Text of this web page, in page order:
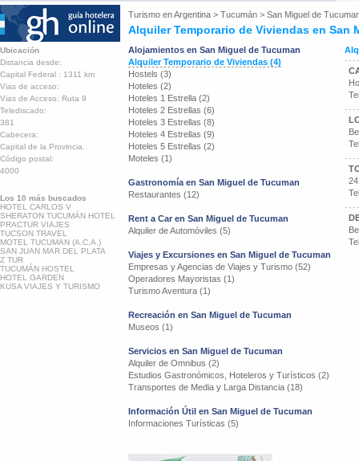
Turismo enArgentina > Tucumán > San Miguel de
Alquiler Temporario de Viviendas en San
Ubicación
Distancia desde:
Capital Federal : 1311 km
Vias de acceso:
Vias de Acceso: Ruta 9
Telediscado:
381
Cabecera:
Capital de la Provincia.
Código postal:
4000
Los 10 más buscados
HOTEL CARLOS V
SHERATON TUCUMÁN HOTEL
PRACTUR VIAJES
TUCSON TRAVEL
MOTEL TUCUMAN (A.C.A.)
SAN JUAN MAR DEL PLATA
Z TUR
TUCUMÁN HOSTEL
HOTEL GARDEN
KUSA VIAJES Y TURISMO
Alojamientos en San Miguel de Tucuman
Alquiler Temporario de Viviendas (4)
Hostels (3)
Hoteles (2)
Hoteles 1 Estrella (2)
Hoteles 2 Estrellas (6)
Hoteles 3 Estrellas (8)
Hoteles 4 Estrellas (9)
Hoteles 5 Estrellas (2)
Moteles (1)
Gastronomía en San Miguel de Tucuman
Restaurantes (12)
Rent a Car en San Miguel de Tucuman
Alquiler de Automóviles (5)
Viajes y Excursiones en San Miguel de Tucuman
Empresas y Agencias de Viajes y Turismo (52)
Operadores Mayoristas (1)
Turismo Aventura (1)
Recreación en San Miguel de Tucuman
Museos (1)
Servicios en San Miguel de Tucuman
Alquiler de Omnibus (2)
Estudios Gastronómicos, Hoteleros y Turísticos (2)
Transportes de Media y Larga Distancia (18)
Información Útil en San Miguel de Tucuman
Informaciones Turísticas (5)